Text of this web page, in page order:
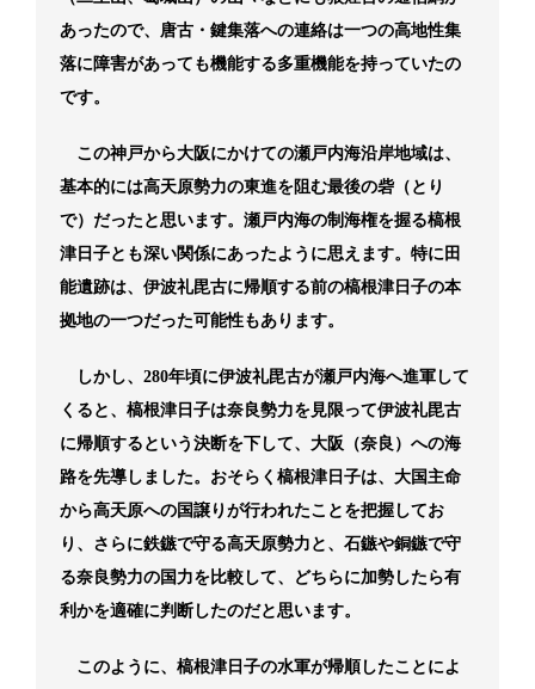
あったので、唐古・鍵集落への連絡は一つの高地性集
落に障害があっても機能する多重機能を持っていたの
です。
この神戸から大阪にかけての瀬戸内海沿岸地域は、
基本的には高天原勢力の東進を阻む最後の砦（とり
で）だったと思います。瀬戸内海の制海権を握る槁根
津日子とも深い関係にあったように思えます。特に田
能遺跡は、伊波礼毘古に帰順する前の槁根津日子の本
拠地の一つだった可能性もあります。
しかし、280年頃に伊波礼毘古が瀬戸内海へ進軍して
くると、槁根津日子は奈良勢力を見限って伊波礼毘古
に帰順するという決断を下して、大阪（奈良）への海
路を先導しました。おそらく槁根津日子は、大国主命
から高天原への国譲りが行われたことを把握してお
り、さらに鉄鏃で守る高天原勢力と、石鏃や銅鏃で守
る奈良勢力の国力を比較して、どちらに加勢したら有
利かを適確に判断したのだと思います。
このように、槁根津日子の水軍が帰順したことによ